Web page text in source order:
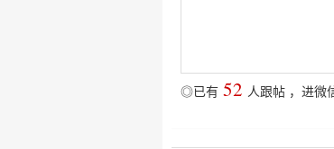
◎已有 52 人跟帖 ， 进微